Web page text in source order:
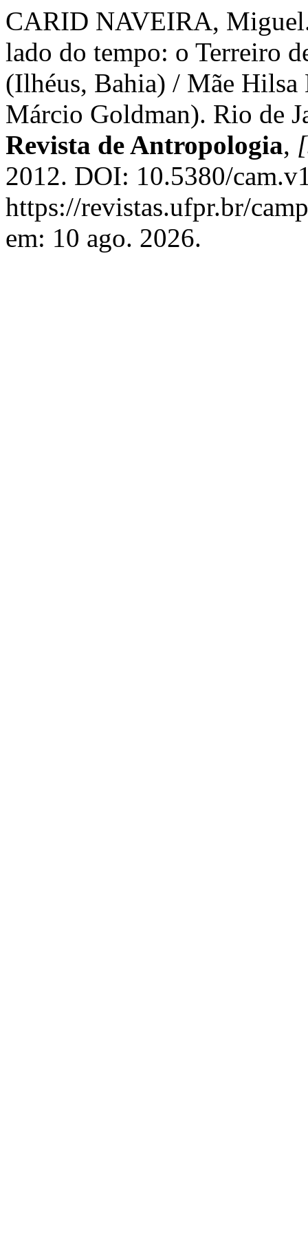
CARID NAVEIRA,
lado do tempo: o Terreiro
(Ilhéus, Bahia) / Mãe Hilsa
Márcio Goldman). Rio de
Revista de Antropologia,
2012. DOI: 10.5380/
https://revistas.ufpr.br/
em: 10 ago. 2026.